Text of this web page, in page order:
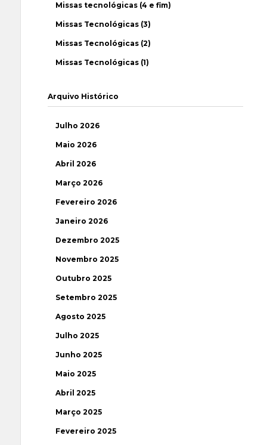
Missas tecnológicas (4 e fim)
Missas Tecnológicas (3)
Missas Tecnológicas (2)
Missas Tecnológicas (1)
Arquivo Histórico
Julho 2026
Maio 2026
Abril 2026
Março 2026
Fevereiro 2026
Janeiro 2026
Dezembro 2025
Novembro 2025
Outubro 2025
Setembro 2025
Agosto 2025
Julho 2025
Junho 2025
Maio 2025
Abril 2025
Março 2025
Fevereiro 2025